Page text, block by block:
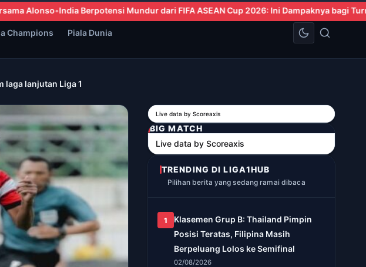
dari FIFA ASEAN Cup 2026: Ini Dampaknya bagi Turnamen Leao, Modric, dan Goncalo
Champions Piala Dunia
laga lanjutan Liga 1
Live data by Scoreaxis
BIG MATCH
Live data by Scoreaxis
TRENDING DI LIGA1HUB
Pilihan berita yang sedang ramai dibaca
1
Klasemen Grup B: Thailand Pimpin
Posisi Teratas, Filipina Masih
Berpeluang Lolos ke Semifinal
02/08/2026